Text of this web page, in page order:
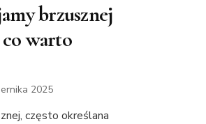
brzusznej
warto
2025
często określana